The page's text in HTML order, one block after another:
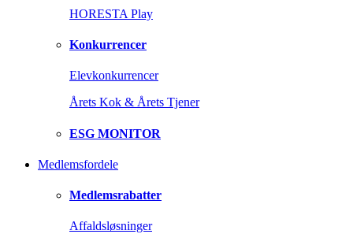
HORESTA Play
Konkurrencer
Elevkonkurrencer
Årets Kok & Årets Tjener
ESG MONITOR
Medlemsfordele
Medlemsrabatter
Affaldsløsninger